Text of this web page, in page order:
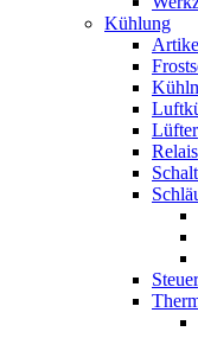
Kühlung
Lüfter
Relais